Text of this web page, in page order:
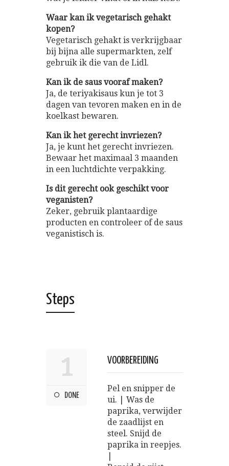
Waar kan ik vegetarisch gehakt
kopen?
Vegetarisch gehakt is verkrijgbaar
bij bijna alle supermarkten, zelf
gebruik ik die van de Lidl.
Kan ik de saus vooraf maken?
Ja, de teriyakisaus kun je tot 3
dagen van tevoren maken en in de
koelkast bewaren.
Kan ik het gerecht invriezen?
Ja, je kunt het gerecht invriezen.
Bewaar het maximaal 3 maanden
in een luchtdichte verpakking.
Is dit gerecht ook geschikt voor
veganisten?
Zeker, gebruik plantaardige
producten en controleer of de saus
veganistisch is.
Steps
1
DONE
VOORBEREIDING
Pel en snipper de
ui. | Was de
paprika, verwijder
de zaadlijst en
steel. Snijd de
paprika in reepjes.